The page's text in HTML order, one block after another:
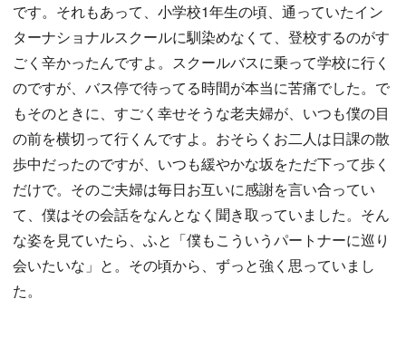
です。それもあって、小学校1年生の頃、通っていたイン
ターナショナルスクールに馴染めなくて、登校するのがす
ごく辛かったんですよ。スクールバスに乗って学校に行く
のですが、バス停で待ってる時間が本当に苦痛でした。で
もそのときに、すごく幸せそうな老夫婦が、いつも僕の目
の前を横切って行くんですよ。おそらくお二人は日課の散
歩中だったのですが、いつも緩やかな坂をただ下って歩く
だけで。そのご夫婦は毎日お互いに感謝を言い合ってい
て、僕はその会話をなんとなく聞き取っていました。そん
な姿を見ていたら、ふと「僕もこういうパートナーに巡り
会いたいな」と。その頃から、ずっと強く思っていまし
た。